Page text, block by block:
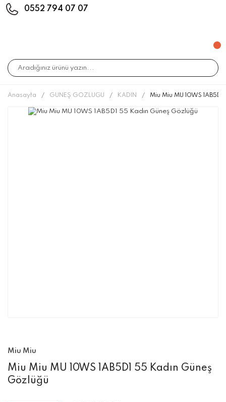
0552 794 07 07
Anasayfa GÜNEŞ GÖZLÜĞÜ KADIN Miu Miu MU 10WS
Miu Miu
Miu Miu MU 10WS 1AB5D1 55 Kadın Güneş
Gözlüğü